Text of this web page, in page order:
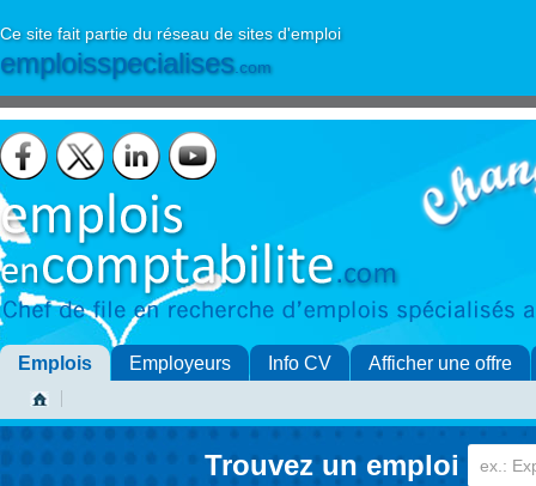
Ce site fait partie du réseau de sites d'emploi
emploisspecialises.com
Emplois Employeurs Info CV Afficher une offre
Trouvez un emploi